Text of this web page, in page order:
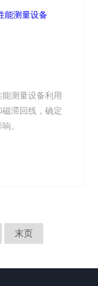
测量设备利用
滞回线，确定
。
末页